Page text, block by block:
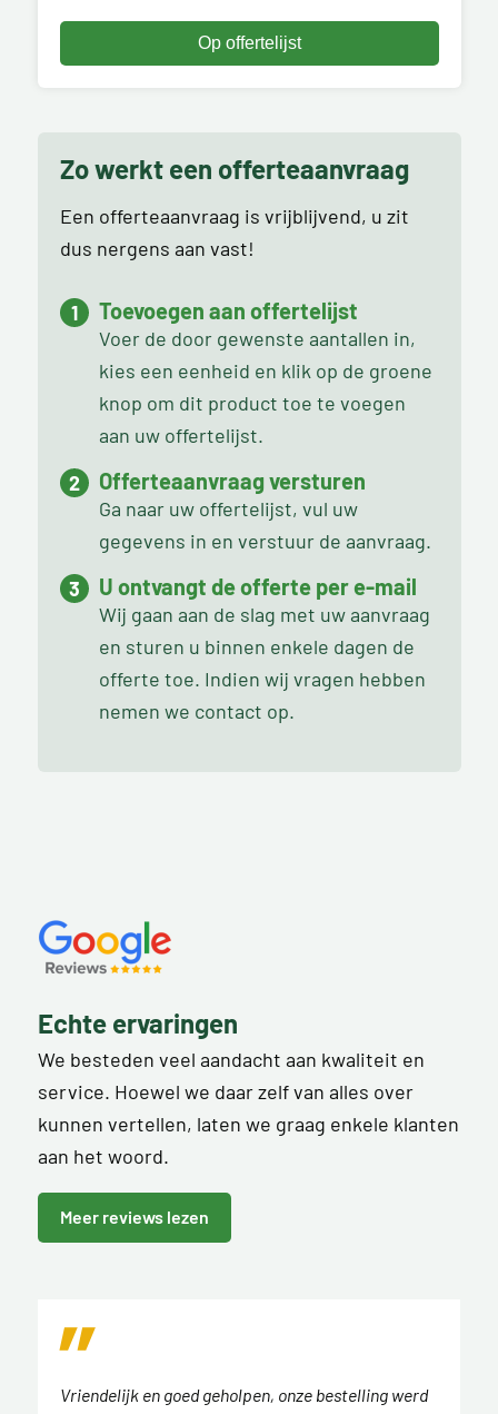
Zo werkt een offerteaanvraag
Een offerteaanvraag is vrijblijvend, u zit
dus nergens aan vast!
Toevoegen aan offertelijst
Voer de door gewenste aantallen in,
kies een eenheid en klik op de groene
knop om dit product toe te voegen
aan uw offertelijst.
Offerteaanvraag versturen
Ga naar uw offertelijst, vul uw
gegevens in en verstuur de aanvraag.
U ontvangt de offerte per e-mail
Wij gaan aan de slag met uw aanvraag
en sturen u binnen enkele dagen de
offerte toe. Indien wij vragen hebben
nemen we contact op.
Echte ervaringen
We besteden veel aandacht aan kwaliteit en
service. Hoewel we daar zelf van alles over
kunnen vertellen, laten we graag enkele klanten
aan het woord.
Meer reviews lezen
Vriendelijk en goed geholpen, onze bestelling werd